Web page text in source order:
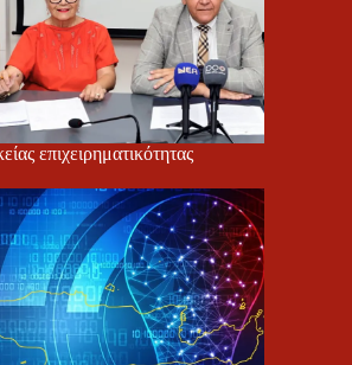
επιχειρηματικότητας